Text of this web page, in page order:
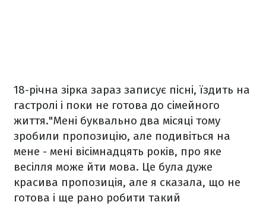
18-річна зірка зараз записує пісні, їздить на
гастролі і поки не готова до сімейного
життя."Мені буквально два місяці тому
зробили пропозицію, але подивіться на
мене - мені вісімнадцять років, про яке
весілля може йти мова. Це була дуже
красива пропозиція, але я сказала, що не
готова і ще рано робити такий